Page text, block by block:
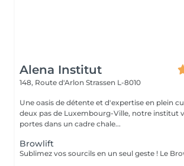
Alena Institut
148, Route d'Arlon Strassen L-8010
Une oasis de détente et d'expertise en plein cur
deux pas de Luxembourg-Ville, notre institut
portes dans un cadre chale...
Browlift